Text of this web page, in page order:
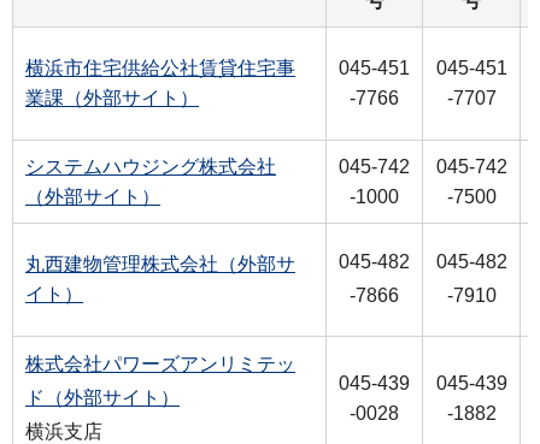
横浜市住宅供給公社賃貸住宅事
業課（外部サイト）
045-451
-7766
045-451
-7707
システムハウジング株式会社
（外部サイト）
045-742
-1000
045-742
-7500
丸西建物管理株式会社（外部サ
イト）
045-482
-7866
045-482
-7910
株式会社パワーズアンリミテッ
ド（外部サイト）
横浜支店
045-439
-0028
045-439
-1882